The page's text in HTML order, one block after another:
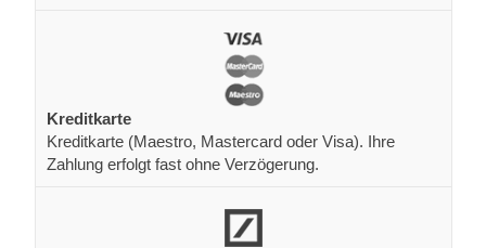
Kreditkarte
Kreditkarte (Maestro, Mastercard oder Visa). Ihre
Zahlung erfolgt fast ohne Verzögerung.